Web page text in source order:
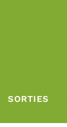
SORTIES